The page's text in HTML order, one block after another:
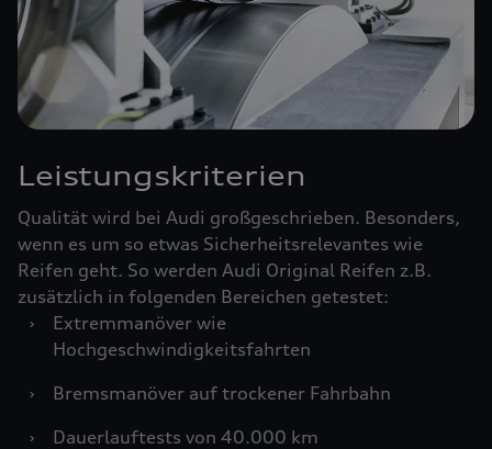
Leistungskriterien
Qualität wird bei Audi großgeschrieben. Besonders,
wenn es um so etwas Sicherheitsrelevantes wie
Reifen geht. So werden Audi Original Reifen z.B.
zusätzlich in folgenden Bereichen getestet:
›
Extremmanöver wie
Hochgeschwindigkeitsfahrten
›
Bremsmanöver auf trockener Fahrbahn
›
Dauerlauftests von 40.000 km